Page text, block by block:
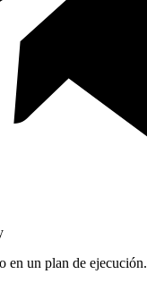
en un plan de ejecución.